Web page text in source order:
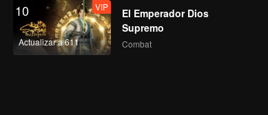
10
Actualizar a 611
VIP
El Emperador Dios
Supremo
Combat